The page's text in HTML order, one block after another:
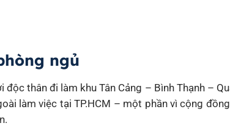
ngủ
thân đi làm khu Tân Cảng – Bình Thạnh –
làm việc tại TP.HCM – một phần vì cộng